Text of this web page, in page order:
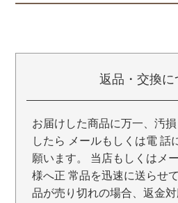
返品・交換に
お届けした商品に万一、汚
したら メールもしくは電 話
願います。 当店もしくはメ
様へ正 常品を迅速に送らせ
品が売り切れの場合、返金